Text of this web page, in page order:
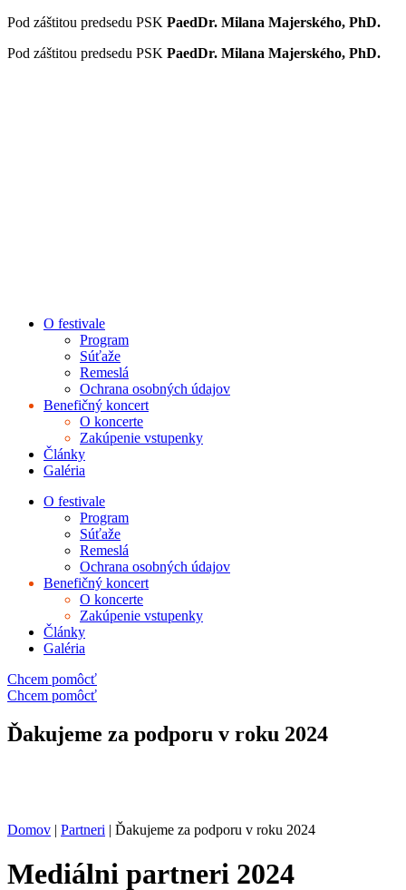
Preskočiť
obsah
Pod záštitou predsedu PSK PaedDr. Milana Majerského, PhD.
Pod záštitou predsedu PSK PaedDr. Milana Majerského, PhD.
O festivale
Program
Súťaže
Remeslá
Ochrana osobných údajov
Benefičný koncert
O koncerte
Zakúpenie vstupenky
Články
Galéria
O festivale
Program
Súťaže
Remeslá
Ochrana osobných údajov
Benefičný koncert
O koncerte
Zakúpenie vstupenky
Články
Galéria
Chcem pomôcť
Chcem pomôcť
Ďakujeme za podporu v roku 2024
Domov | Partneri | Ďakujeme za podporu v roku 2024
Mediálni partneri 2024